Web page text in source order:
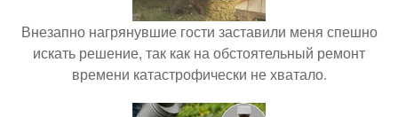
Внезапно нагрянувшие гости заставили меня спешно
искать решение, так как на обстоятельный ремонт
времени катастрофически не хватало.